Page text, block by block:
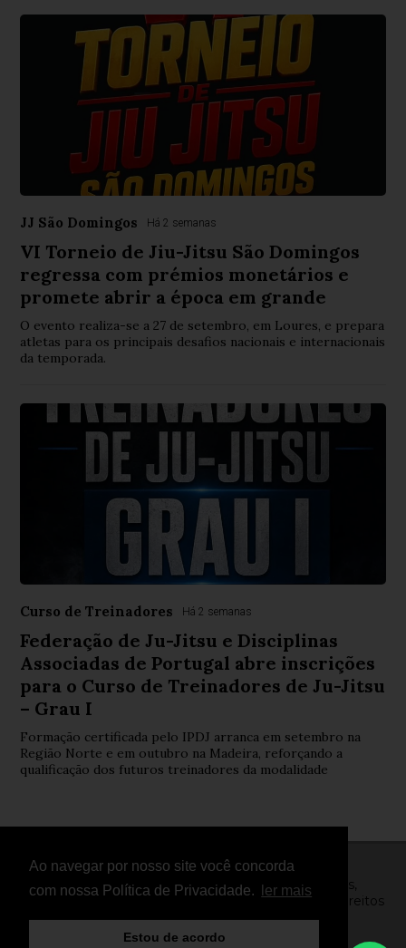
Ao navegar por nosso site você concorda
com nossa Política de Privacidade.
ler mais
Estou de acordo
JJ São Domingos Há 2 semanas
VI Torneio de Jiu-Jitsu São Domingos
regressa com prémios monetários e
promete abrir a época em grande
O evento realiza-se a 27 de setembro, em Loures, e prepara
atletas para os principais desafios nacionais e internacionais
da temporada.
Curso de Treinadores Há 2 semanas
Federação de Ju-Jitsu e Disciplinas
Associadas de Portugal abre inscrições
para o Curso de Treinadores de Ju-Jitsu
– Grau I
Formação certificada pelo IPDJ arranca em setembro na
Região Norte e em outubro na Madeira, reforçando a
qualificação dos futuros treinadores da modalidade
© Copyright 2026 - FightNews - Atletas, Equipas,
Eventos, Notícias, Vídeos e Entrevistas - Todos os direitos
reservados